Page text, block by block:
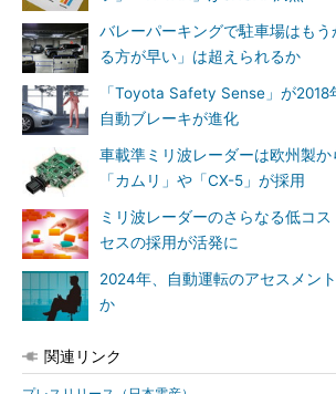
バレーパーキングで駐車場はも
る方が早い」は超えられるか
「Toyota Safety Sense」が2018
自動ブレーキが進化
車載準ミリ波レーダーは欧州製
「カムリ」や「CX-5」が採用
ミリ波レーダーのさらなる低コ
セスの採用が活発に
2024年、自動運転のアセスメン
か
関連リンク